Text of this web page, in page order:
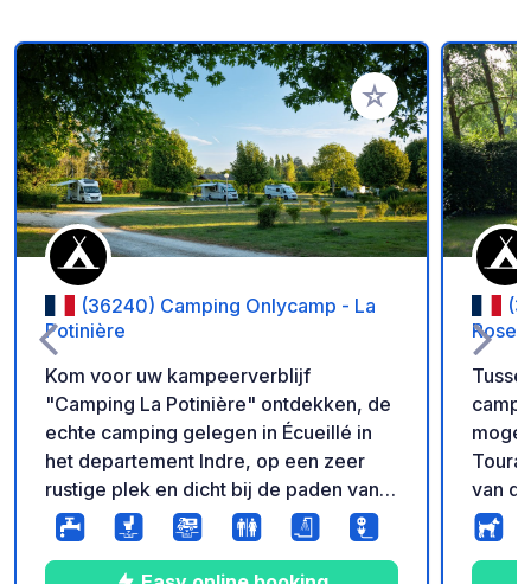
Voeg toe aan je
(36240) Camping Onlycamp - La
Potinière
Kom voor uw kampeerverblijf
"Camping La Potinière" ontdekken, de
echte camping gelegen in Écueillé in
het departement Indre, op een zeer
rustige plek en dicht bij de paden van
het regionale natuurpark van de
Brenne, de dierentuin van Beauval, het
land van de duizend vijvers om de "tuin
Touraine
van